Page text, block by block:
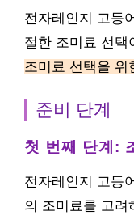
전자레인지 고등
절한 조미료 선택
조미료 선택을 위
준비 단계
첫 번째 단계:
전자레인지 고등
의 조미료를 고려